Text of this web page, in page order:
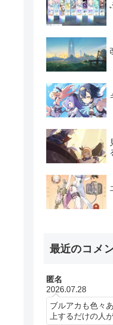
最近のコメ
匿名
2026.07.28
ブルアカも色々
上するだけの人